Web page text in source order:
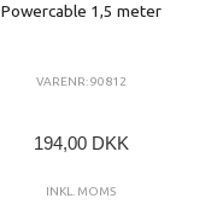
Powercable 1,5 meter
VARENR: 90812
194,00 DKK
INKL. MOMS